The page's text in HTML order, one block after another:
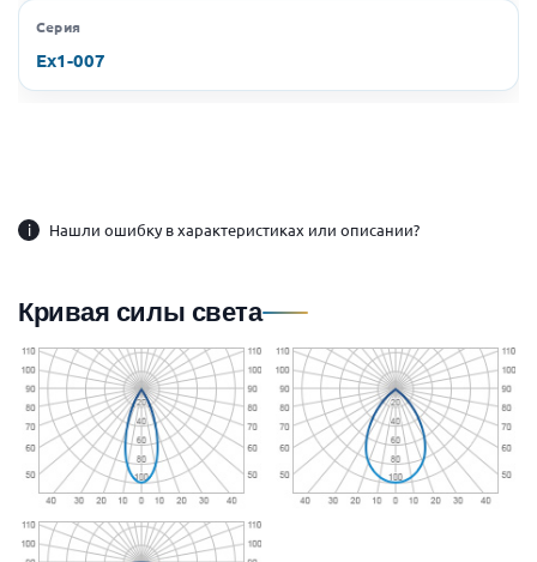
Серия
Ex1-007
i Нашли ошибку в характеристиках или описании?
Кривая силы света